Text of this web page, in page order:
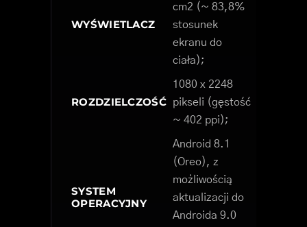
WYŚWIETLACZ
cm2 (~ 83,8%
stosunek
ekranu do
ciała);
ROZDZIELCZOŚĆ
1080 x 2248
pikseli (gęstość
~ 402 ppi);
SYSTEM
OPERACYJNY
Android 8.1
(Oreo), z
możliwością
aktualizacji do
Androida 9.0